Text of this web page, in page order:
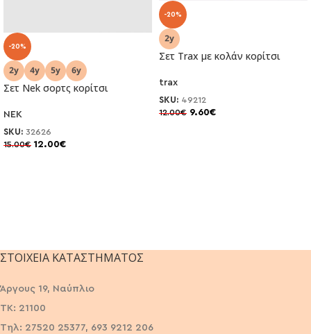
-20%
Σετ Nek σορτς κορίτσι
NEK
SKU: 32626
15.00€ 12.00€
-20%
Σετ Trax με κολάν κορίτσι
trax
SKU: 49212
12.00€ 9.60€
ΣΤΟΙΧΕΊΑ ΚΑΤΑΣΤΉΜΑΤΟΣ
Άργους 19, Ναύπλιο
ΤΚ: 21100
Τηλ: 27520 25377, 693 9212 206